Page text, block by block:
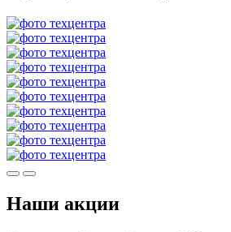
Наши акции